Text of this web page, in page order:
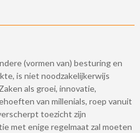
(vormen van) besturing en
is niet noodzakelijkerwijs
als groei, innovatie,
van millenials, roep vanuit
toezicht zijn
met enige regelmaat zal moeten